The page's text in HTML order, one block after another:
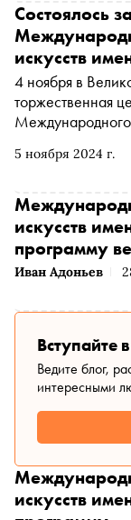
5 ноября 2024 г.
Состоялось
искусств
4 ноября в
торжественная
Международного
Иван Адоньев
искусств
программу
Вступайте
Ведите блог,
интересными
искусств